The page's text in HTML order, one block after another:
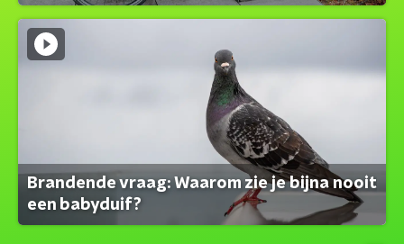
Brandende vraag: Waarom zie je bijna nooit
een babyduif?